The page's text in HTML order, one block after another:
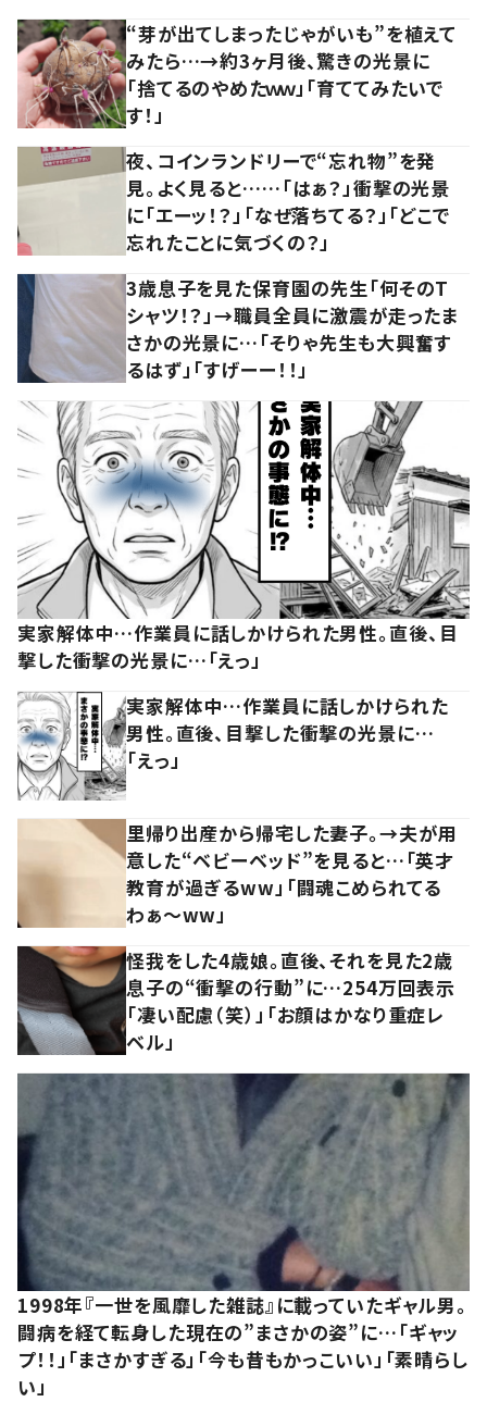
“芽が出てしまったじゃがいも”を植えて
みたら…→約3ヶ月後、驚きの光景に
「捨てるのやめたｗｗ」「育ててみたいで
す！」
夜、コインランドリーで“忘れ物”を発
見。よく見ると……「はぁ？」衝撃の光景
に「エーッ！？」「なぜ落ちてる？」「どこで
忘れたことに気づくの？」
3歳息子を見た保育園の先生「何そのT
シャツ！？」→職員全員に激震が走ったま
さかの光景に…「そりゃ先生も大興奮す
るはず」「すげーー！！」
実家解体中…作業員に話しかけられた男性。直後、目
撃した衝撃の光景に…「えっ」
実家解体中…作業員に話しかけられた
男性。直後、目撃した衝撃の光景に…
「えっ」
里帰り出産から帰宅した妻子。→夫が用
意した“ベビーベッド”を見ると…「英才
教育が過ぎるww」「闘魂こめられてる
わぁ～ww」
怪我をした4歳娘。直後、それを見た2歳
息子の“衝撃の行動”に…254万回表示
「凄い配慮（笑）」「お顔はかなり重症レ
ベル」
1998年『一世を風靡した雑誌』に載っていたギャル男。
闘病を経て転身した現在の”まさかの姿”に…「ギャッ
プ！！」「まさかすぎる」「今も昔もかっこいい」「素晴らし
い」